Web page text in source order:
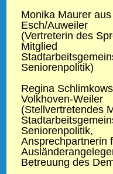
Monika Maurer aus
Esch/Auweiler
(Vertreterin des
Mitglied
Seniorenpolitik)
Regina
Volkhoven-Weiler
(Stellvertretendes
Seniorenpolitik,
Ansprechpartnerin
Betreuung des